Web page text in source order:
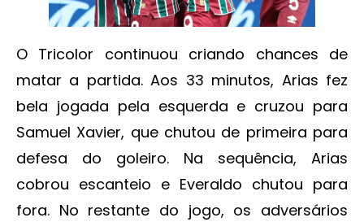
O Tricolor continuou criando chances de
matar a partida. Aos 33 minutos, Arias fez
bela jogada pela esquerda e cruzou para
Samuel Xavier, que chutou de primeira para
defesa do goleiro. Na sequência, Arias
cobrou escanteio e Everaldo chutou para
fora. No restante do jogo, os adversários